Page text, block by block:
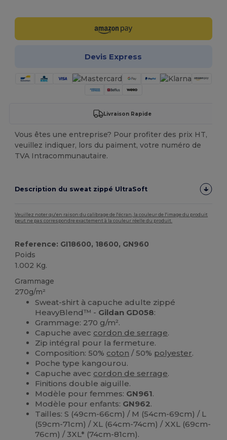
Devis Express
Livraison Rapide
Vous êtes une entreprise? Pour profiter des prix HT,
veuillez indiquer, lors du paiment, votre numéro de
TVA Intracommunautaire.
Description du sweat zippé UltraSoft
Veuillez noter qu'en raison du calibrage de l'écran, la couleur de l'image du produit
peut ne pas correspondre exactement à la couleur réelle du produit.
Reference: GI18600, 18600, GN960
Poids
1.002 Kg.
Grammage
270g/m²
Sweat-shirt à capuche adulte zippé
HeavyBlend™ - Gildan GD058:
Grammage: 270 g/m².
Capuche avec cordon de serrage.
Zip intégral pour la fermeture.
Composition: 50% coton / 50% polyester.
Poche type kangourou.
Capuche avec cordon de serrage.
Finitions double aiguille.
Modèle pour femmes: GN961.
Modèle pour enfants: GN962.
Tailles: S (49cm-66cm) / M (54cm-69cm) / L
(59cm-71cm) / XL (64cm-74cm) / XXL (69cm-
76cm) / 3XL* (74cm-81cm).